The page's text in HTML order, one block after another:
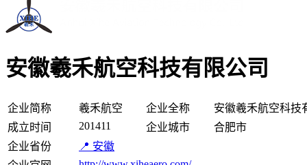
安徽羲禾航空科技有限公司
企业简称 羲禾航空 企业全称
安徽羲禾航空科技
成立时间
201411 企业城市
合肥市
企业省份
📍 安徽